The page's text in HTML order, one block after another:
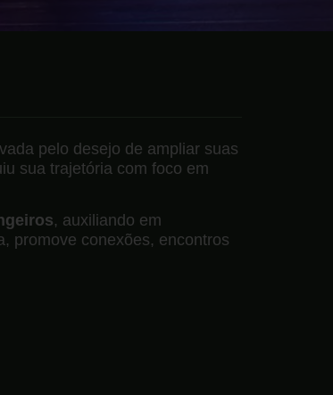
pelo desejo de ampliar suas
sua trajetória com foco em
, auxiliando em
promove conexões, encontros